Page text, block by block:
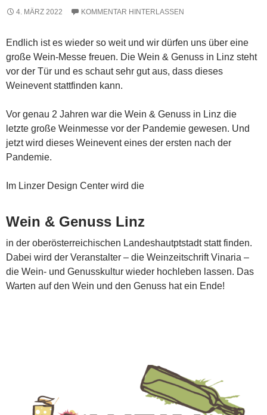
4. MÄRZ 2022 KOMMENTAR HINTERLASSEN
Endlich ist es wieder so weit und wir dürfen uns über eine
große Wein-Messe freuen. Die Wein & Genuss in Linz steht
vor der Tür und es schaut sehr gut aus, dass dieses
Weinevent stattfinden kann.
Vor genau 2 Jahren war die Wein & Genuss in Linz die
letzte große Weinmesse vor der Pandemie gewesen. Und
jetzt wird dieses Weinevent eines der ersten nach der
Pandemie.
Im Linzer Design Center wird die
Wein & Genuss Linz
in der oberösterreichischen Landeshautptstadt statt finden.
Dabei wird der Veranstalter – die Weinzeitschrift Vinaria –
die Wein- und Genusskultur wieder hochleben lassen. Das
Warten auf den Wein und den Genuss hat ein Ende!